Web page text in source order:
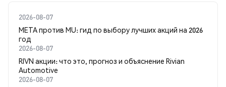
2026-08-07
META против MU: гид по выбору лучших акций на 2026
год
2026-08-07
RIVN акции: что это, прогноз и объяснение Rivian
Automotive
2026-08-07